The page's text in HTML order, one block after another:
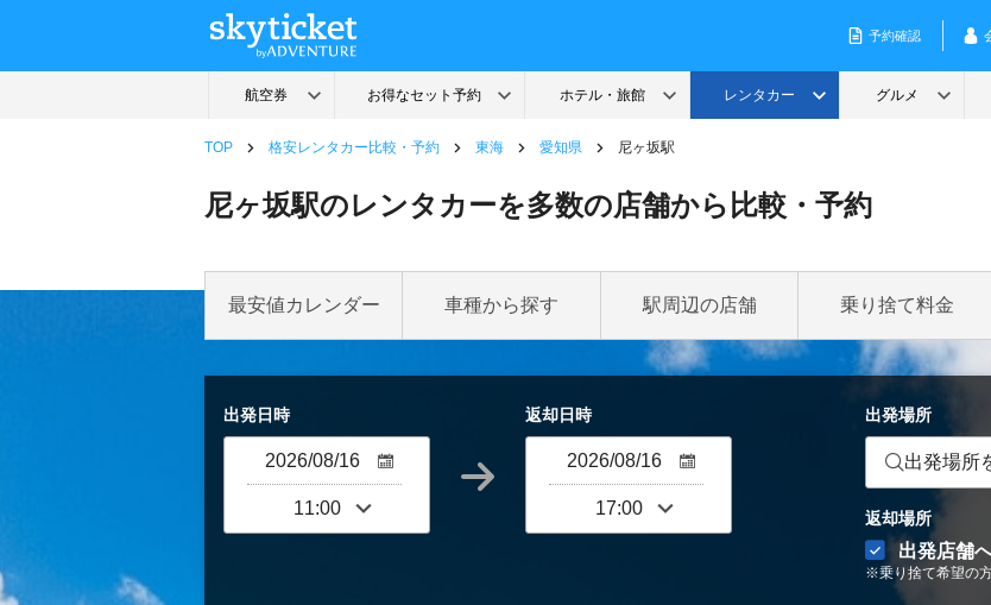
TOP 格安レンタカー比較・予約 東海 愛知県 尼ヶ坂駅
尼ヶ坂駅のレンタカーを多数の店舗から比較・予約
最安値カレンダー 車種から探す 駅周辺の店舗 乗り捨て料金
出発日時 返却日時 出発場所
出発場所
返却場所
出発店舗
※乗り捨て希望の